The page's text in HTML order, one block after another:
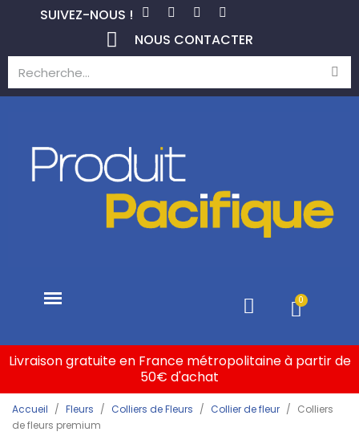
SUIVEZ-NOUS !
NOUS CONTACTER
Livraison gratuite en France métropolitaine à partir de
50€ d'achat
Accueil Fleurs Colliers de Fleurs Collier de fleur
Colliers
de fleurs premium